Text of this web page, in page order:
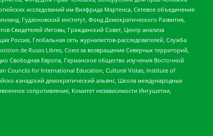
исследований им Вилфрида Мартенса, Сетевое объединение
Гудзоновский институт, Фонд Демократического Развития,
Свидетелей Иеговы, Гражданский Совет, Центр анализа
Россия, Глобальная сеть журналистов-расследователей, Служба
de Rusos Libres, Союз за возвращение Северных территорий,
Свободная Европа, Германское общество изучения Восточной
Councils for International Education, Cultural Vistas, Institute of
канадский демократический альянс, Школа международных
сопротивление, Комитет независимости Ингушетии,